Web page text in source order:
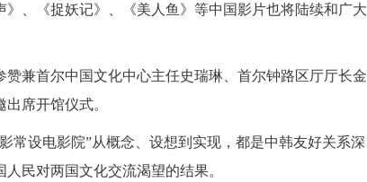
、《捉妖记》、《美人鱼》等中国影片也将陆续和广大
兼首尔中国文化中心主任史瑞琳、首尔钟路区厅厅长金
席开馆仪式。
常设电影院”从概念、设想到实现，都是中韩友好关系深
民对两国文化交流渴望的结果。